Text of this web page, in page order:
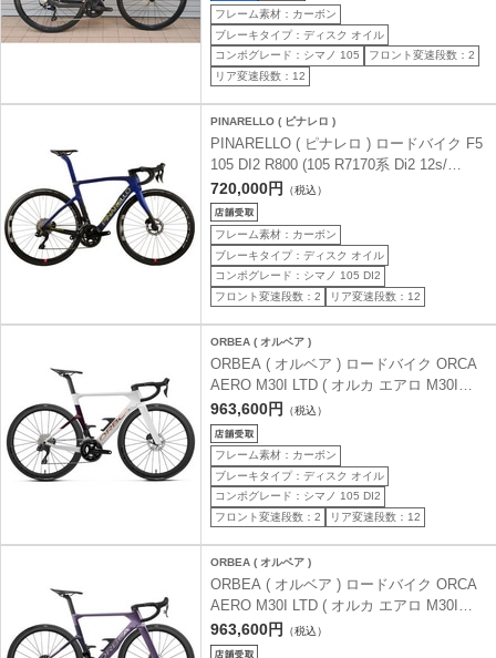
フレーム素材：カーボン
ブレーキタイプ：ディスク オイル
コンポグレード：シマノ 105
フロント変速段数：2
リア変速段数：12
PINARELLO ( ピナレロ )
PINARELLO ( ピナレロ ) ロードバイク F5
105 DI2 R800 (105 R7170系 Di2 12s/
FULCRUM R800) J010 ミッドナイト ブル
ー ゴールド 【日本限定カラー】 43 (身長
目安155cm前後)
720,000円 （税込）
フレーム素材：カーボン
ブレーキタイプ：ディスク オイル
コンポグレード：シマノ 105 DI2
フロント変速段数：2
リア変速段数：12
ORBEA ( オルベア )
ORBEA ( オルベア ) ロードバイク ORCA
AERO M30I LTD ( オルカ エアロ M30I
LTD ) ホワイトレインボー / サンセット (
グロス ) 47 ( 身長目安160cm前後 )
963,600円 （税込）
フレーム素材：カーボン
ブレーキタイプ：ディスク オイル
コンポグレード：シマノ 105 DI2
フロント変速段数：2
リア変速段数：12
ORBEA ( オルベア )
ORBEA ( オルベア ) ロードバイク ORCA
AERO M30I LTD ( オルカ エアロ M30I
LTD ) ロイヤルプラム ( マット ) / ファンタ
ジーパープルカーボンビュー ( グロス ) 47
963,600円 （税込）